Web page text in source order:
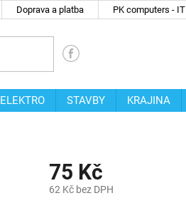
Doprava a platba PK computers - IT
ELEKTRO STAVBY KRAJINA
75 Kč
62 Kč bez DPH